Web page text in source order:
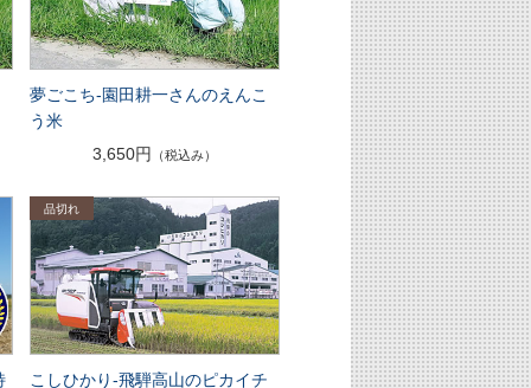
夢ごこち-園田耕一さんのえんこ
う米
3,650円
（税込み）
こしひかり-飛騨高山のピカイチ